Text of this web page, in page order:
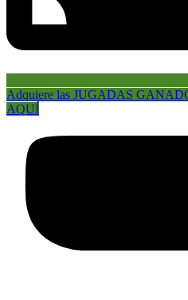
Adquiere las JUGADAS
AQUÍ